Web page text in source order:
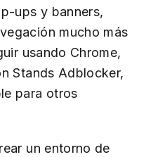
ups y banners,
mucho más
usando Chrome,
Stands Adblocker,
para otros
un entorno de